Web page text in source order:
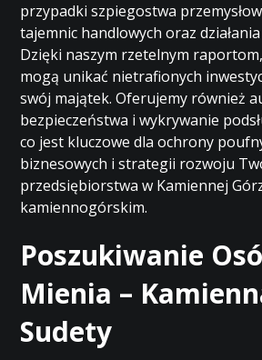
przypadki szpiegostwa
tajemnic handlowych oraz
Dzięki naszym rzetelnym raportom,
mogą unikać nietrafionych
swój majątek. Oferujemy również
bezpieczeństwa i wykrywanie
co jest kluczowe dla ochrony
biznesowych i strategii rozwoju
przedsiębiorstwa w Kamiennej
kamiennogórskim.
Poszukiwanie
Mienia –
Sudety